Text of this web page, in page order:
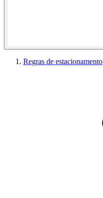
Regras de estacionamento